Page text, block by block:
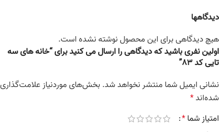
دیدگاهها
هیچ دیدگاهی برای این محصول نوشته نشده است.
اولین نفری باشید که دیدگاهی را ارسال می کنید برای “خانه های سه
تایی کد 83”
نشانی ایمیل شما منتشر نخواهد شد. بخش‌های موردنیاز علامت‌گذاری
شده‌اند*
امتیاز شما*